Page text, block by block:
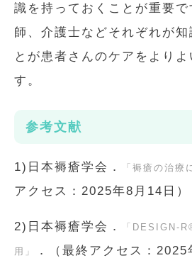
識を持っておくことが重要
師、介護士などそれぞれが知
とが患者さんのケアをよりよ
す。
参考文献
1)日本褥瘡学会． 「褥瘡の治療
アクセス：2025年8月14日）
2)日本褥瘡学会． 「DESIGN-
用」 ．（最終アクセス：2025